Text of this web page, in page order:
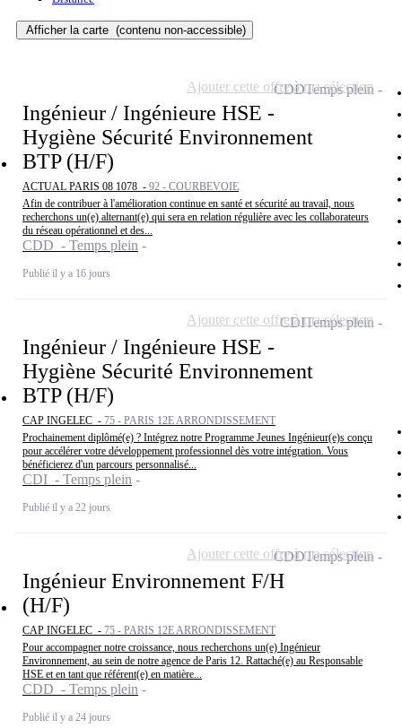
Afficher la carte (contenu non-accessible)
Ingénieur / Ingénieure HSE -
Hygiène Sécurité Environnement
BTP (H/F)
ACTUAL PARIS 08 1078 - 92 - COURBEVOIE
Afin de contribuer à l'amélioration continue en santé et sécurité au travail, nous
recherchons un(e) alternant(e) qui sera en relation régulière avec les collaborateurs
du réseau opérationnel et des...
CDD - Temps plein
Publié il y a 16 jours
CDDTemps plein
Ajouter cette offre à ma sélection
Ingénieur / Ingénieure HSE -
Hygiène Sécurité Environnement
BTP (H/F)
CAP INGELEC - 75 - PARIS 12E ARRONDISSEMENT
Prochainement diplômé(e) ? Intégrez notre Programme Jeunes Ingénieur(e)s conçu
pour accélérer votre développement professionnel dès votre intégration. Vous
bénéficierez d'un parcours personnalisé...
CDI - Temps plein
Publié il y a 22 jours
CDITemps plein
Ajouter cette offre à ma sélection
Ingénieur Environnement F/H
(H/F)
CAP INGELEC - 75 - PARIS 12E ARRONDISSEMENT
Pour accompagner notre croissance, nous recherchons un(e) Ingénieur
Environnement, au sein de notre agence de Paris 12. Rattaché(e) au Responsable
HSE et en tant que référent(e) en matière...
CDD - Temps plein
Publié il y a 24 jours
CDDTemps plein
Ajouter cette offre à ma sélection